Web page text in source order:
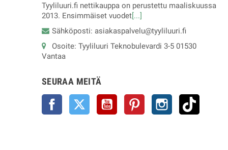
Tyyliluuri.fi nettikauppa on perustettu maaliskuussa
2013. Ensimmäiset vuodet[...]
Sähköposti: asiakaspalvelu@tyyliluuri.fi
Osoite: Tyyliluuri Teknobulevardi 3-5 01530
Vantaa
SEURAA MEITÄ
Facebook Twitter YouTube Pinterest Instagram